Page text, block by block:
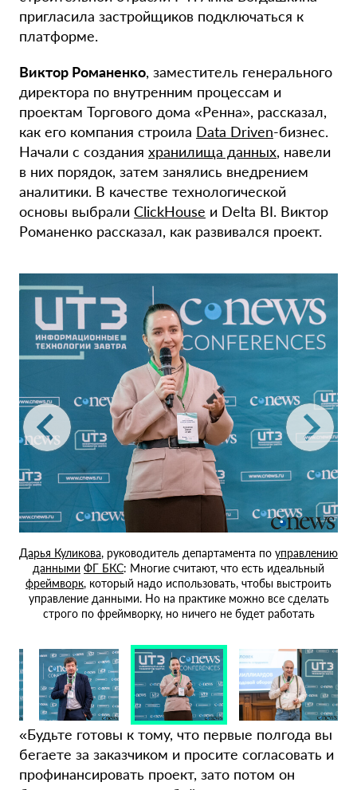
пригласила застройщиков подключаться к
платформе.
Виктор Романенко, заместитель генерального
директора по внутренним процессам и
проектам Торгового дома «Ренна», рассказал,
как его компания строила Data Driven-бизнес.
Начали с создания хранилища данных, навели
в них порядок, затем занялись внедрением
аналитики. В качестве технологической
основы выбрали ClickHouse и Delta BI. Виктор
Романенко рассказал, как развивался проект.
Дарья Куликова, руководитель департамента по управлению
данными ФГ БКС: Многие считают, что есть идеальный
фреймворк, который надо использовать, чтобы выстроить
управление данными. Но на практике можно все сделать
строго по фреймворку, но ничего не будет работать
«Будьте готовы к тому, что первые полгода вы
бегаете за заказчиком и просите согласовать и
профинансировать проект, зато потом он